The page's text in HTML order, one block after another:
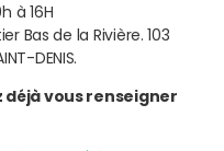
à 16H
Bas de la Rivière. 103
DENIS.
déjà vous renseigner